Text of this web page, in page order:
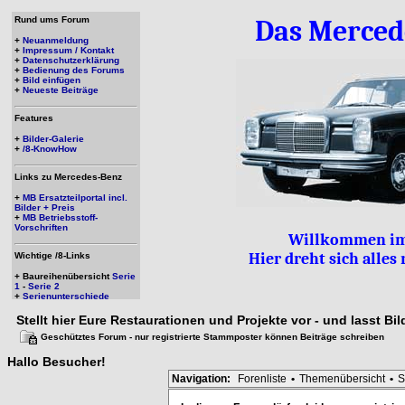
Rund ums Forum
+ Neuanmeldung
+ Impressum / Kontakt
+ Datenschutzerklärung
+ Bedienung des Forums
+ Bild einfügen
+ Neueste Beiträge
Features
+ Bilder-Galerie
+ /8-KnowHow
Links zu Mercedes-Benz
+ MB Ersatzteilportal incl.
Bilder + Preis
+ MB Betriebsstoff-
Vorschriften
Wichtige /8-Links
+ BaureihenübersichtSerie
1 - Serie 2
+ Serienunterschiede
Das
Willkommen
Hier dreht sich alles
Stellt hier Eure Restaurationen und Projekte vor - und lasst
Geschütztes Forum - nur registrierte Stammposter können Beiträge schreiben
Hallo Besucher!
Navigation: Forenliste • Themenübersicht •